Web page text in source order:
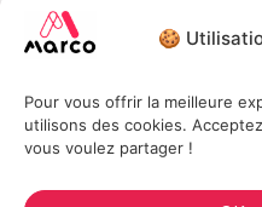
🍪
Pour vous offrir la meilleure
utilisons des cookies.
vous voulez partager !